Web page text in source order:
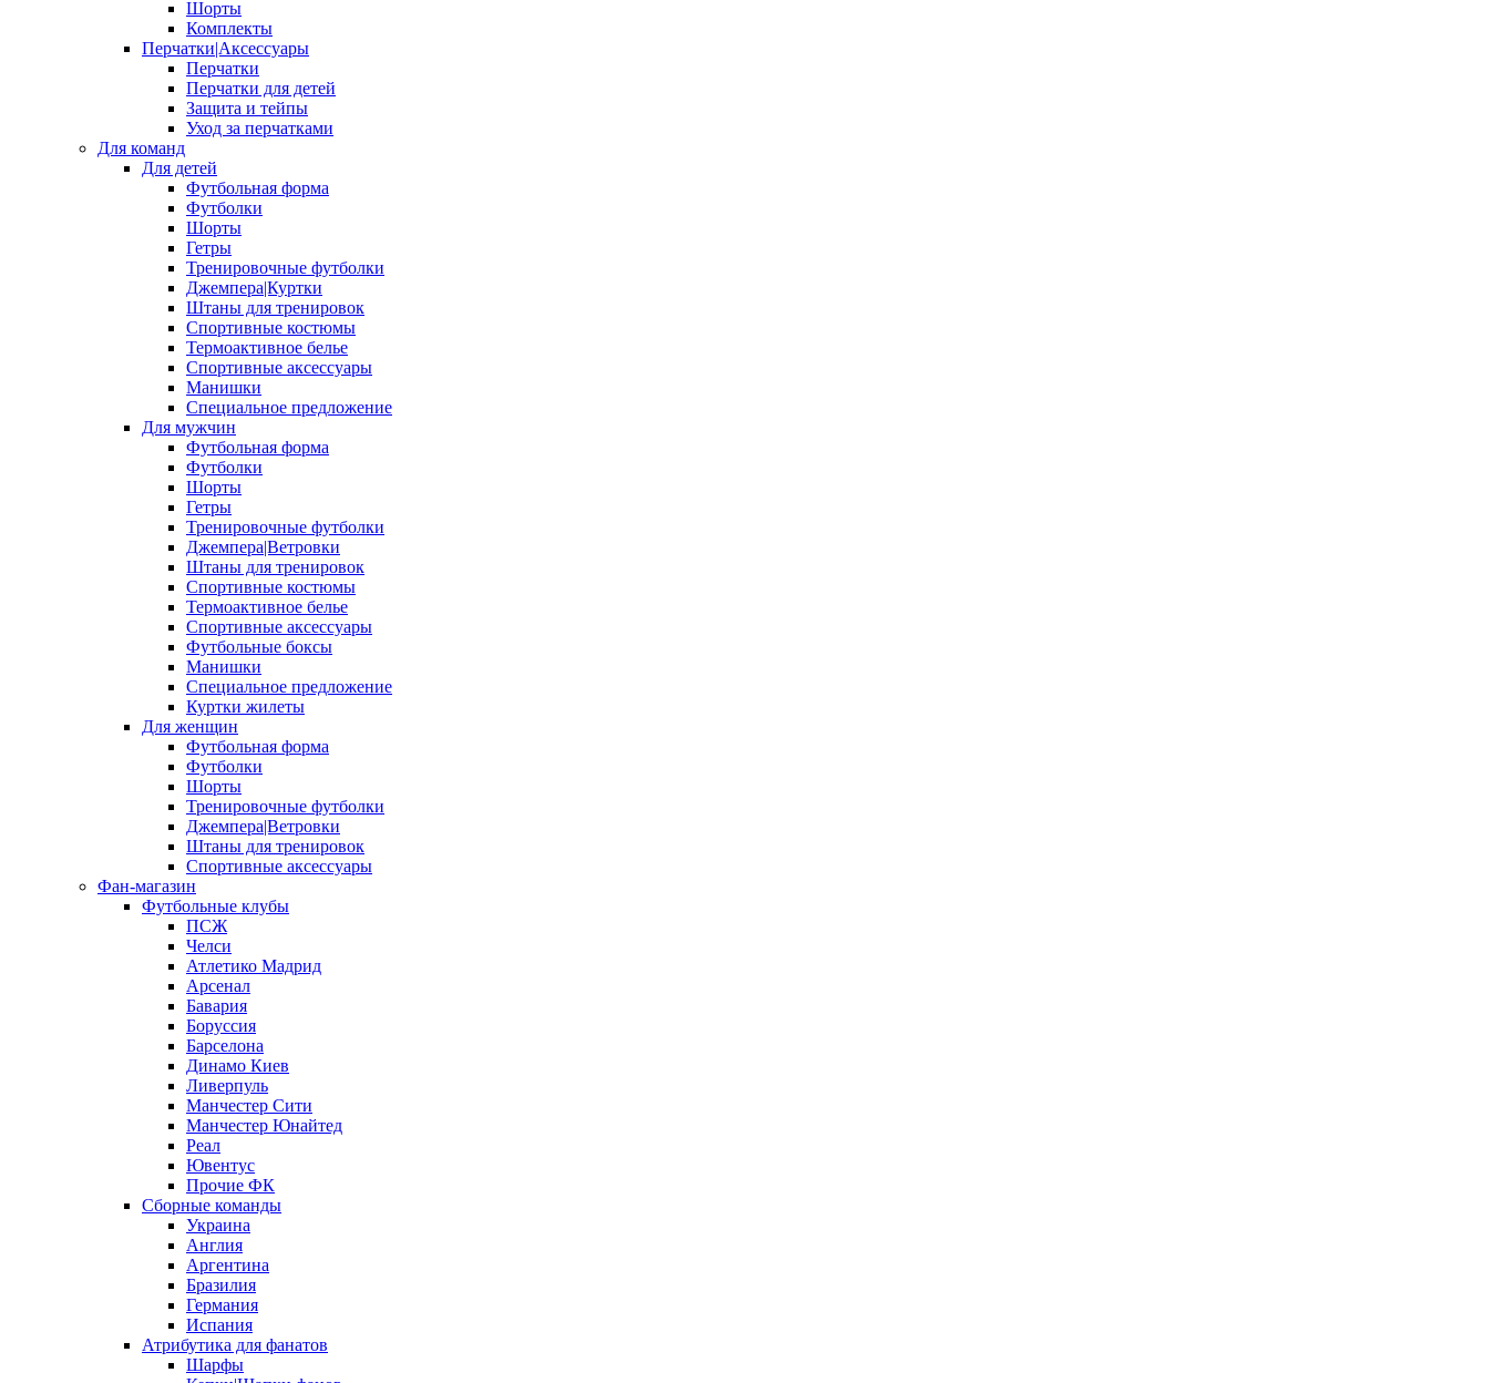
Шорты
Комплекты
Перчатки|Аксессуары
Перчатки
Перчатки для детей
Защита и тейпы
Уход за перчатками
Для команд
Для детей
Футбольная форма
Футболки
Шорты
Гетры
Тренировочные футболки
Джемпера|Куртки
Штаны для тренировок
Спортивные костюмы
Термоактивное белье
Спортивные аксессуары
Манишки
Специальное предложение
Для мужчин
Футбольная форма
Футболки
Шорты
Гетры
Тренировочные футболки
Джемпера|Ветровки
Штаны для тренировок
Спортивные костюмы
Термоактивное белье
Спортивные аксессуары
Футбольные боксы
Манишки
Специальное предложение
Куртки жилеты
Для женщин
Футбольная форма
Футболки
Шорты
Тренировочные футболки
Джемпера|Ветровки
Штаны для тренировок
Спортивные аксессуары
Фан-магазин
Футбольные клубы
ПСЖ
Челси
Атлетико Мадрид
Арсенал
Бавария
Боруссия
Барселона
Динамо Киев
Ливерпуль
Манчестер Сити
Манчестер Юнайтед
Реал
Ювентус
Прочие ФК
Сборные команды
Украина
Англия
Аргентина
Бразилия
Германия
Испания
Атрибутика для фанатов
Шарфы